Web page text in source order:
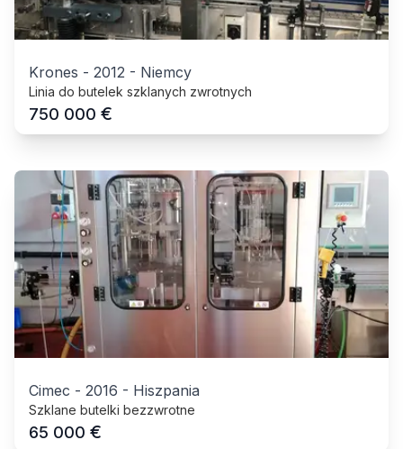
Krones - 2012 - Niemcy
Linia do butelek szklanych zwrotnych
750 000 €
Cimec - 2016 - Hiszpania
Szklane butelki bezzwrotne
65 000 €